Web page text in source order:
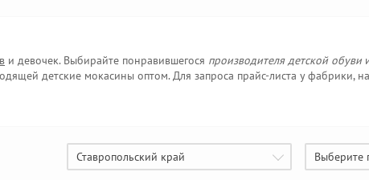
и девочек. Выбирайте понравившегося производителя детской обуви
детские мокасины оптом. Для запроса прайс-листа у фабрики,
Ставропольский край Выберите